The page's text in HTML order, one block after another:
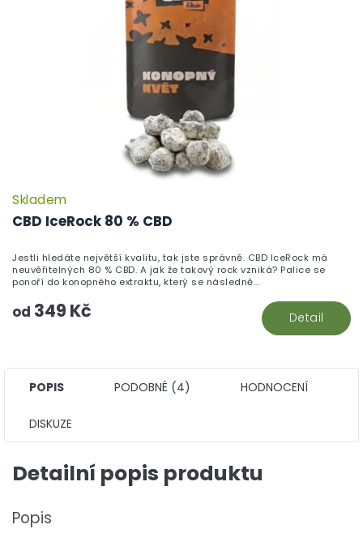
CBD IceRock 80 % CBD
Skladem
od 349 Kč Detail
Jestli hledáte největší kvalitu, tak jste správně. CBD IceRock má
neuvěřitelných 80 % CBD. A jak že takový rock vzniká? Palice se
ponoří do konopného extraktu, který se následně...
POPIS PODOBNÉ (4) HODNOCENÍ
DISKUZE
Detailní popis produktu
Popis